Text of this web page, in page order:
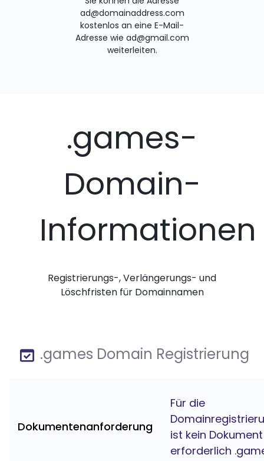
ad@domainaddress.com
kostenlos an eine E-Mail-
Adresse wie ad@gmail.com
weiterleiten.
.games-
Domain-
Informationen
Registrierungs-, Verlängerungs- und
Löschfristen für Domainnamen
.games Domain Registrierung
Dokumentenanforderung
Für die
ist kein Dokument
erforderlich